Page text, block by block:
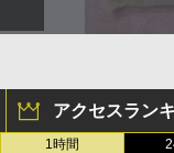
アクセスラン
1時間